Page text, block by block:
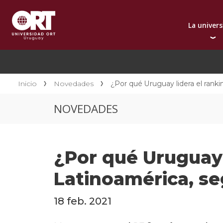
La
Presentación
Reconocimientos
Contacto
Inicio Novedades ¿Por qué Uruguay lidera el
NOVEDADES
¿Por qué
Latinoamérica,
18 feb. 2021